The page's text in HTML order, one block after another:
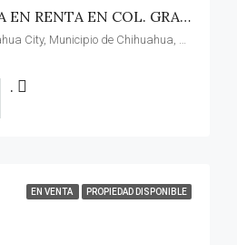
CASA AMUEBLADA EN RENTA EN COL. GRANJAS
Colonia Granjas, Chihuahua City, Municipio de Chihuahua, Chihuahua, 31100, Mexico
.
EN VENTA PROPIEDAD DISPONIBLE